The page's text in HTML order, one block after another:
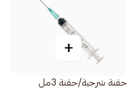
+
حقنة شرجية/حقنة 3مل